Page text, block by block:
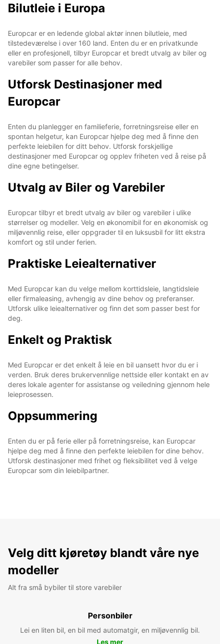
Bilutleie i Europa
Europcar er en ledende global aktør innen bilutleie, med
tilstedeværelse i over 160 land. Enten du er en privatkunde
eller en profesjonell, tilbyr Europcar et bredt utvalg av biler og
varebiler som passer for alle behov.
Utforsk Destinasjoner med
Europcar
Enten du planlegger en familieferie, forretningsreise eller en
spontan helgetur, kan Europcar hjelpe deg med å finne den
perfekte leiebilen for ditt behov. Utforsk forskjellige
destinasjoner med Europcar og opplev friheten ved å reise på
dine egne betingelser.
Utvalg av Biler og Varebiler
Europcar tilbyr et bredt utvalg av biler og varebiler i ulike
størrelser og modeller. Velg en økonomibil for en økonomisk og
miljøvennlig reise, eller oppgrader til en luksusbil for litt ekstra
komfort og stil under ferien.
Praktiske Leiealternativer
Med Europcar kan du velge mellom korttidsleie, langtidsleie
eller firmaleasing, avhengig av dine behov og preferanser.
Utforsk ulike leiealternativer og finn det som passer best for
deg.
Enkelt og Praktisk
Med Europcar er det enkelt å leie en bil uansett hvor du er i
verden. Bruk deres brukervennlige nettside eller kontakt en av
deres lokale agenter for assistanse og veiledning gjennom hele
leieprosessen.
Oppsummering
Enten du er på ferie eller på forretningsreise, kan Europcar
hjelpe deg med å finne den perfekte leiebilen for dine behov.
Utforsk destinasjoner med frihet og fleksibilitet ved å velge
Europcar som din leiebilpartner.
Velg ditt kjøretøy blandt våre nye
modeller
Alt fra små bybiler til store varebiler
Personbiler
Lei en liten bil, en bil med automatgir, en miljøvennlig bil.
Les mer